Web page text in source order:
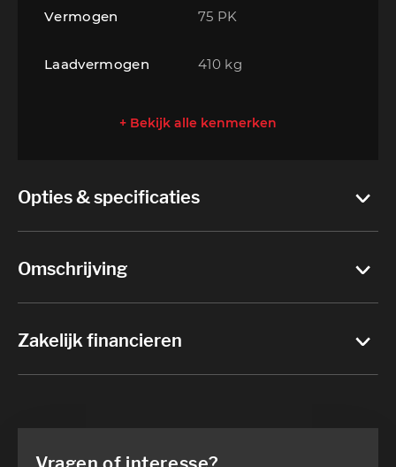
Vermogen 75 PK
Laadvermogen 410 kg
+ Bekijk alle kenmerken
Opties & specificaties
Omschrijving
Zakelijk financieren